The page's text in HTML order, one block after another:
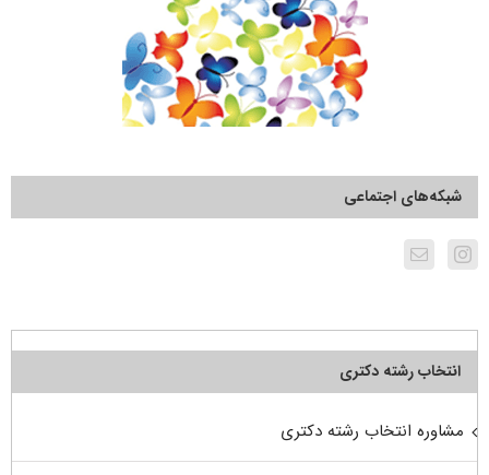
شبکه‌های اجتماعی
انتخاب رشته دکتری
مشاوره انتخاب رشته دکتری